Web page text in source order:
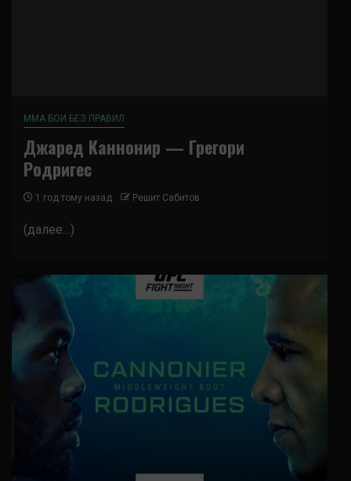
ММА БОИ БЕЗ ПРАВИЛ
Джаред Каннонир — Грегори
Родригес
1 год тому назад Решит Сабитов
(далее…)